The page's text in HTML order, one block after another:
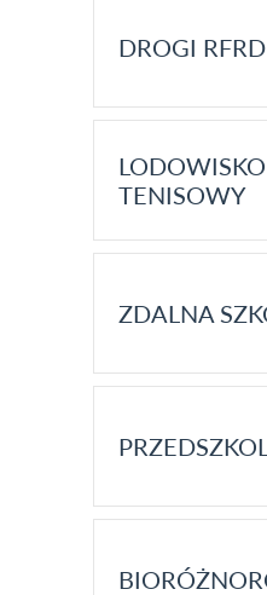
DROGI RFRD
TENISOWY
ZDALNA